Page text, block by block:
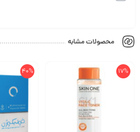
محصولات مشابه
17%
40%